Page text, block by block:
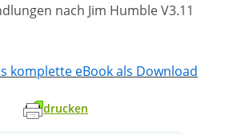
nach Jim Humble V3.11
komplette eBook als Download
drucken